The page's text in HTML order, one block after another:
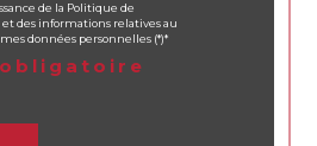
de la Politique de
des informations relatives au
données personnelles (*)*
obligatoire